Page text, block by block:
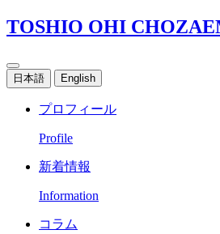
TOSHIO OHI
日本語 English
プロフィール
Profile
新着情報
Information
コラム